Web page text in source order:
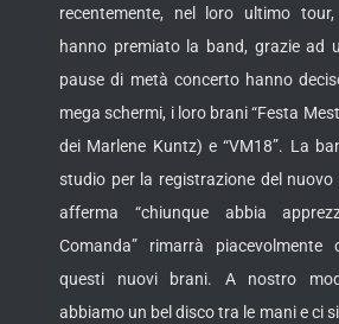
recentemente, nel loro ultimo
hanno premiato la band, grazie ad
pause di metà concerto hanno
mega schermi, i loro brani “Festa
dei Marlene Kuntz) e “VM18”. La
studio per la registrazione del
afferma “chiunque abbia
Comanda” rimarrà
questi nuovi brani. A nostro
abbiamo un bel disco tra le mani e ci